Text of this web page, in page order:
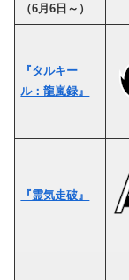
（6月6日～）
『タルキー
ル：龍嵐録』
『霊気走破』